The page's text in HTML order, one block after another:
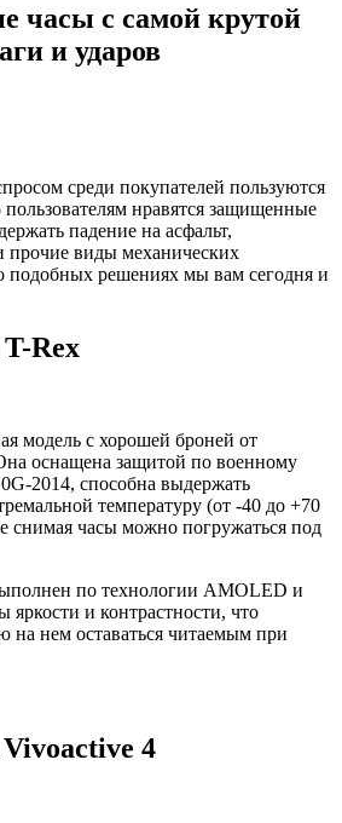
часы с самой крутой
и ударов
среди покупателей пользуются
нравятся защищенные
падение на асфальт,
прочие виды механических
подобных решениях мы вам сегодня и
Rex
модель с хорошей броней от
оснащена защитой по военному
2014, способна выдержать
температуру (от -40 до +70
снимая часы можно погружаться под
по технологии AMOLED и
яркости и контрастности, что
на нем оставаться читаемым при
Vivoactive 4